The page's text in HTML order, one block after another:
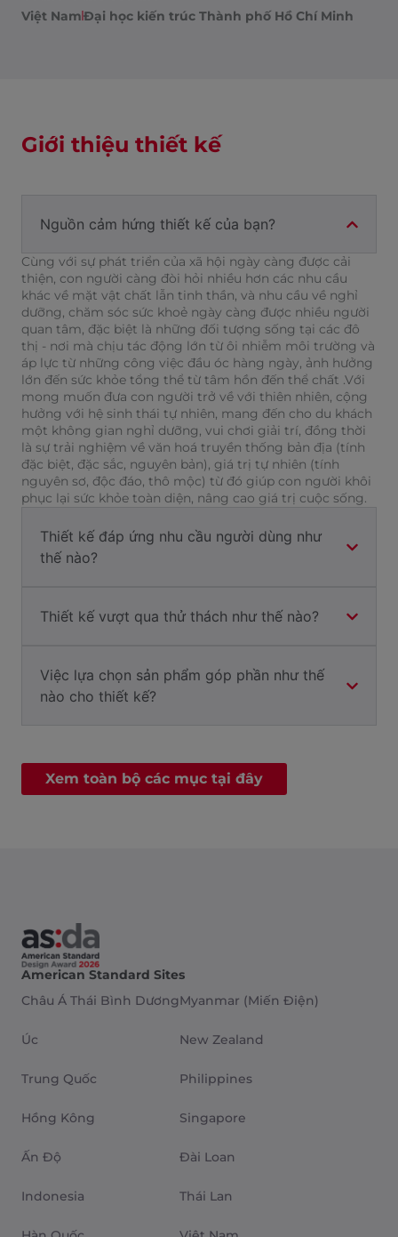
Việt NamĐại học kiến trúc Thành phố Hồ Chí Minh
Giới thiệu thiết kế
Nguồn cảm hứng thiết kế của bạn?
Cùng với sự phát triển của xã hội ngày càng được cải
thiện, con người càng đòi hỏi nhiều hơn các nhu cầu
khác về mặt vật chất lẫn tinh thần, và nhu cầu về nghỉ
dưỡng, chăm sóc sức khoẻ ngày càng được nhiều người
quan tâm, đặc biệt là những đối tượng sống tại các đô
thị - nơi mà chịu tác động lớn từ ôi nhiễm môi trường và
áp lực từ những công việc đầu óc hàng ngày, ảnh hưởng
lớn đến sức khỏe tổng thể từ tâm hồn đến thể chất .Với
mong muốn đưa con người trở về với thiên nhiên, cộng
hưởng với hệ sinh thái tự nhiên, mang đến cho du khách
một không gian nghỉ dưỡng, vui chơi giải trí, đồng thời
là sự trải nghiệm về văn hoá truyền thống bản địa (tính
đặc biệt, đặc sắc, nguyên bản), giá trị tự nhiên (tính
nguyên sơ, độc đáo, thô mộc) từ đó giúp con người khôi
phục lại sức khỏe toàn diện, nâng cao giá trị cuộc sống.
Thiết kế đáp ứng nhu cầu người dùng như
thế nào?
Thiết kế vượt qua thử thách như thế nào?
Việc lựa chọn sản phẩm góp phần như thế
nào cho thiết kế?
Xem toàn bộ các mục tại đây
American Standard Sites
Châu Á Thái Bình Dương
Úc
Trung Quốc
Hồng Kông
Ấn Độ
Indonesia
Myanmar (Miến Điện)
New Zealand
Philippines
Singapore
Đài Loan
Thái Lan